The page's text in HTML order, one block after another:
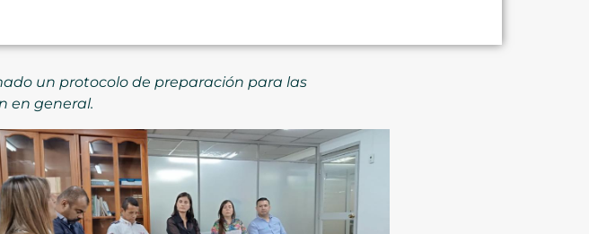
un protocolo de preparación para las
en general.